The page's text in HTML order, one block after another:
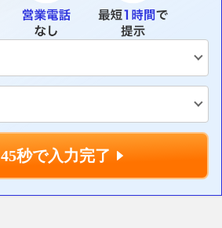
45秒で入力完了